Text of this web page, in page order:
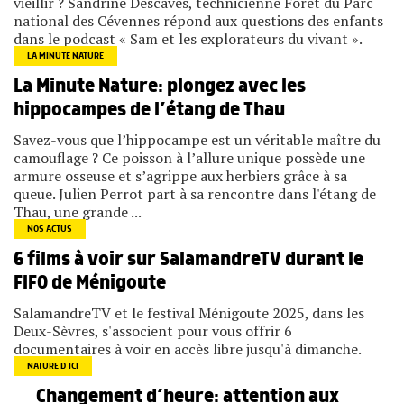
national des Cévennes répond aux questions des enfants
dans le podcast « Sam et les explorateurs du vivant ».
LA MINUTE NATURE
La Minute Nature: plongez avec les
hippocampes de l’étang de Thau
Savez-vous que l’hippocampe est un véritable maître du
camouflage ? Ce poisson à l’allure unique possède une
armure osseuse et s’agrippe aux herbiers grâce à sa
queue. Julien Perrot part à sa rencontre dans l'étang de
Thau, une grande ...
NOS ACTUS
6 films à voir sur SalamandreTV durant le
FIFO de Ménigoute
SalamandreTV et le festival Ménigoute 2025, dans les
Deux-Sèvres, s'associent pour vous offrir 6
documentaires à voir en accès libre jusqu'à dimanche.
NATURE D’ICI
Changement d’heure: attention aux